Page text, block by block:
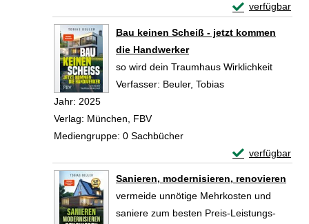
verfügbar
Exemplar-
Bau keinen Scheiß - jetzt kommen
die Handwerker
so wird dein Traumhaus Wirklichkeit
Verfasser: Beuler, Tobias
Jahr: 2025
Verlag: München, FBV
Mediengruppe: 0 Sachbücher
verfügbar
Exemplar-
Sanieren, modernisieren, renovieren
vermeide unnötige Mehrkosten und
saniere zum besten Preis-Leistungs-